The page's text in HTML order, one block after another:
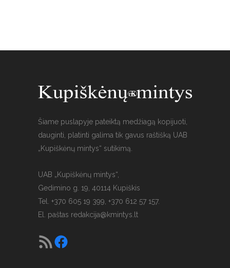
Šiame puslapyje pateiktą medžiagą kopijuoti,
dauginti, platinti galima tik gavus raštišką UAB
„Kupiškėnų mintys“ sutikimą.
UAB „Kupiškėnų mintys“,
Gedimino g. 19, 40114 Kupiškis
Tel. +370 605 19 399, +370 612 57 157.
El. paštas redakcija@kmintys.lt